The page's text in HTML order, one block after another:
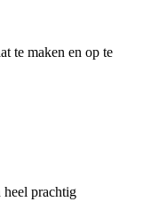
te maken en op te
heel prachtig